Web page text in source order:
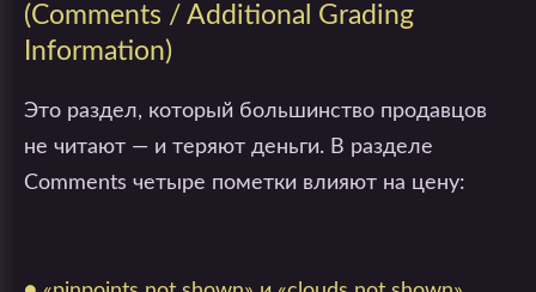
(Comments / Additional Grading
Information)
Это раздел, который большинство продавцов
не читают — и теряют деньги. В разделе
Comments четыре пометки влияют на цену: